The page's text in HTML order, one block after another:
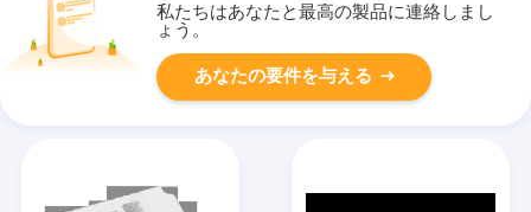
私たちはあなたと最高の製品に連絡しまし
ょう。
あなたの要件を与える